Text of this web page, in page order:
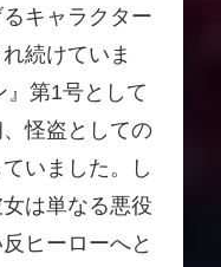
キャラクター
続けていま
第1号として
怪盗としての
いました。し
は単なる悪役
ヒーローへと